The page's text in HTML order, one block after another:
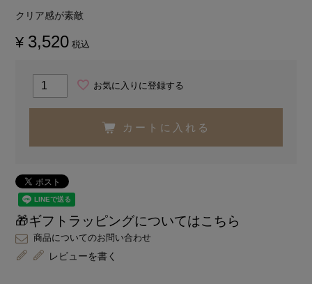
クリア感が素敵
¥ 3,520 税込
お気に入りに登録する
カートに入れる
🎁ギフトラッピングについてはこちら
商品についてのお問い合わせ
レビューを書く